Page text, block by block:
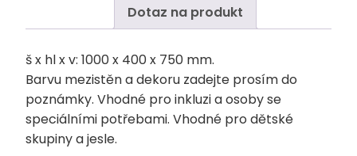
Dotaz na produkt
š x hl x v: 1000 x 400 x 750 mm.
Barvu mezistěn a dekoru zadejte prosím do
poznámky. Vhodné pro inkluzi a osoby se
speciálními potřebami. Vhodné pro dětské
skupiny a jesle.